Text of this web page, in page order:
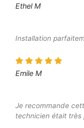
Ethel M
Installation
Emile M
Je recommande
technicien était très